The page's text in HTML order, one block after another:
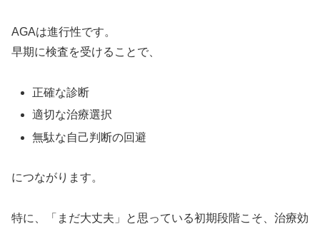
AGAは進行性です。
早期に検査を受けることで、
正確な診断
適切な治療選択
無駄な自己判断の回避
につながります。
特に、「まだ大丈夫」と思っている初期段階こそ、治療効